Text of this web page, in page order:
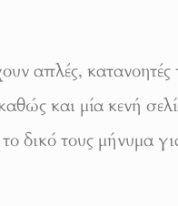
απλές, κατανοητές
και μία κενή
δικό τους μήνυμα